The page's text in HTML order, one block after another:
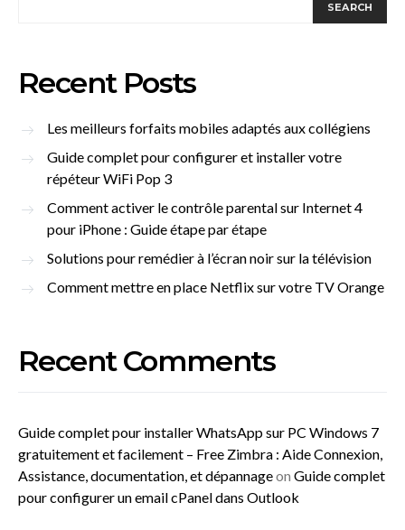
SEARCH
Recent Posts
Les meilleurs forfaits mobiles adaptés aux collégiens
Guide complet pour configurer et installer votre
répéteur WiFi Pop 3
Comment activer le contrôle parental sur Internet 4
pour iPhone : Guide étape par étape
Solutions pour remédier à l’écran noir sur la télévision
Comment mettre en place Netflix sur votre TV Orange
Recent Comments
Guide complet pour installer WhatsApp sur PC Windows 7
gratuitement et facilement – Free Zimbra : Aide Connexion,
Assistance, documentation, et dépannageon Guide complet
pour configurer un email cPanel dans Outlook